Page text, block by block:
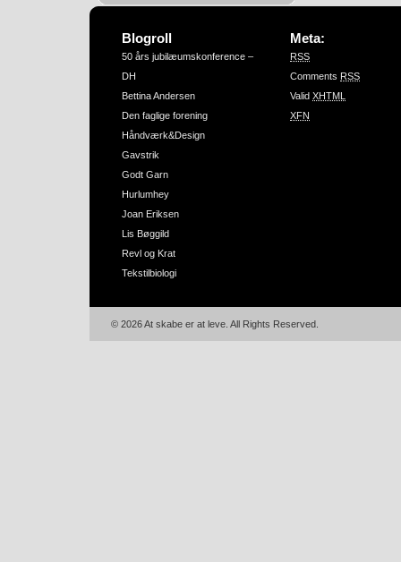
Blogroll
50 års jubilæumskonference –
DH
Bettina Andersen
Den faglige forening
Håndværk&Design
Gavstrik
Godt Garn
Hurlumhey
Joan Eriksen
Lis Bøggild
Revl og Krat
Tekstilbiologi
Meta:
RSS
Comments RSS
Valid XHTML
XFN
© 2026 At skabe er at leve. All Rights Reserved.